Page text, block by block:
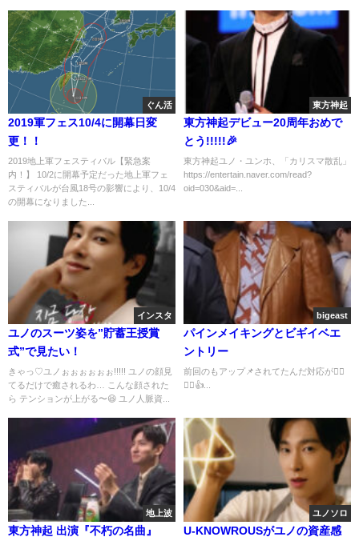
ぐん活
2019軍フェス10/4に開幕日変
更！！
2019地上軍フェスティバル【緊急案
内！】 10/2に開幕予定だった地上軍フェ
スティバルが台風18号の影響により、10/4
の開幕になりました...
東方神起
東方神起デビュー20周年おめで
とう!!!!!🎉
東方神起ユノ・ユンホ、「カリスマ散乱」
https://entertain.naver.com/read?
oid=030&aid=...
インスタ
ユノのスーツ姿を”貯蓄王授賞
式”で見たい！
きゃっ♡ユノぉぉぉぉぉぉ!!!!! ユノの顔見
てるだけで癒されるわ… こんな顔された
ら テンションが上がる〜😆 ユノ人脈資...
bigeast
パインメイキングとビギイベエ
ントリー
前回のもアップ📌されてたんだ対応が👍🏻
👍🏻👍...
地上波
東方神起 出演『不朽の名曲』
ユノソロ
U-KNOWROUSがユノの資産感